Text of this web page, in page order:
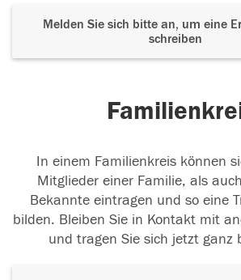
Melden Sie sich bitte an, um eine
schreiben
In einem Familienkreis können
Mitglieder einer Familie, als
Bekannte eintragen und so eine
bilden. Bleiben Sie in Kontakt mit
und tragen Sie sich jetzt ganz